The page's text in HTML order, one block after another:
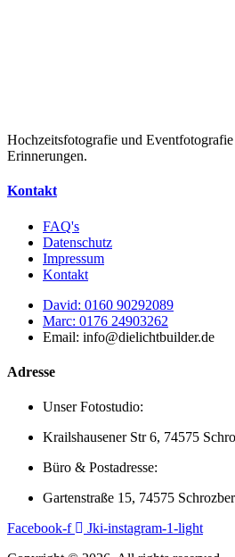
Hochzeitsfotografie und
Erinnerungen.
Kontakt
FAQ's
Datenschutz
Impressum
Kontakt
David: 0160 90292089
Marc: 0176 24903262
Email: info@dielichtbuilder.de
Adresse
Unser Fotostudio:
Krailshausener Str 6, 74575
Büro & Postadresse:
Gartenstraße 15, 74575
Facebook-f
Jki-instagram-1-light